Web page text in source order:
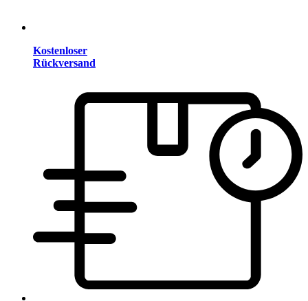
Kostenloser
Rückversand